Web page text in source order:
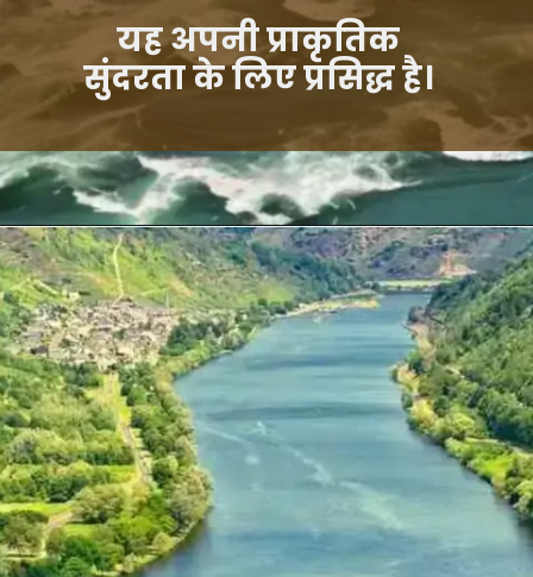
यह अपनी प्राकृतिक
सुंदरता के लिए प्रसिद्ध है।